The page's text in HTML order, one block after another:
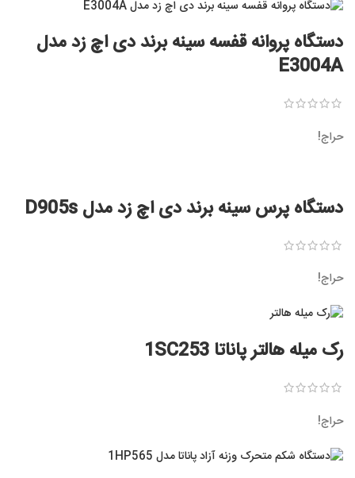
دستگاه پروانه قفسه سینه برند دی اچ زد مدل
E3004A
حراج!
دستگاه پرس سینه برند دی اچ زد مدل D905s
حراج!
رک میله هالتر پاناتا 1SC253
حراج!